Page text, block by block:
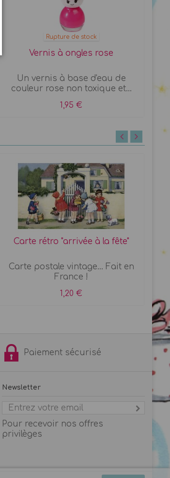
Rupture de stock
Vernis à ongles rose
Un vernis à base d'eau de
couleur rose non toxique et...
1,95 €
Carte rétro "arrivée à la fête"
Carte postale vintage... Fait en
France !
1,20 €
Paiement sécurisé
Newsletter
Pour recevoir nos offres
privilèges